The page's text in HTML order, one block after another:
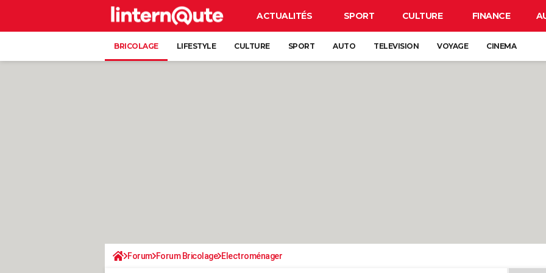
ACTUALITÉS SPORT CULTURE FINANCE
BRICOLAGE LIFESTYLE CULTURE SPORT AUTO TELEVISION VOYAGE CINEMA
Forum Forum Bricolage Electroménager